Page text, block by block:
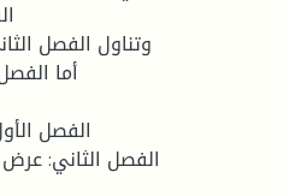
وتناول الفصل
أما
الفصل
الفصل الثاني: